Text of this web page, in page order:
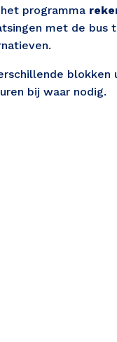
programma
met de bus
bij waar nodig.